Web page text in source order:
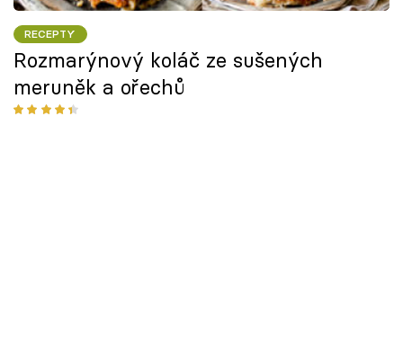
RECEPTY
Rozmarýnový koláč ze sušených
meruněk a ořechů